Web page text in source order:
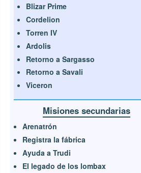
Blizar Prime
Cordelion
Torren IV
Ardolis
Retorno a Sargasso
Retorno a Savali
Viceron
Misiones secundarias
Arenatrón
Registra la fábrica
Ayuda a Trudi
El legado de los lombax